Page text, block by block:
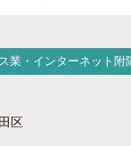
業・インターネット附
区